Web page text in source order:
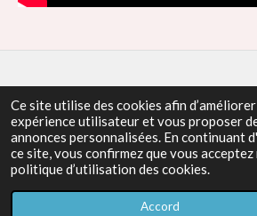
Ce site utilise des cookies afin
expérience utilisateur et vous proposer
annonces personnalisées. En continuant
ce site, vous confirmez que vous
politique d’utilisation des cookies.
Accord
© 2024 - 2026 Los tangueros
Propulsé par Webador
Téléphone